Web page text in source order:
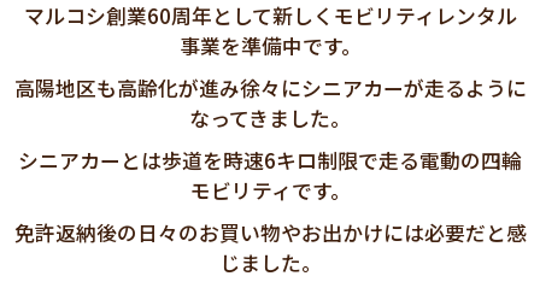
マルコシ創業60周年として新しくモビリティレンタル
事業を準備中です。
高陽地区も高齢化が進み徐々にシニアカーが走るように
なってきました。
シニアカーとは歩道を時速6キロ制限で走る電動の四輪
モビリティです。
免許返納後の日々のお買い物やお出かけには必要だと感
じました。